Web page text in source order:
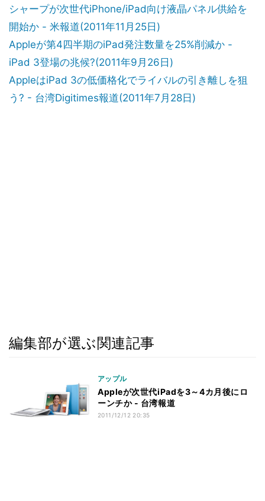
シャープが次世代iPhone/iPad向け液晶パネル供給を
開始か - 米報道(2011年11月25日)
Appleが第4四半期のiPad発注数量を25%削減か -
iPad 3登場の兆候?(2011年9月26日)
AppleはiPad 3の低価格化でライバルの引き離しを狙
う? - 台湾Digitimes報道(2011年7月28日)
編集部が選ぶ関連記事
アップル
Appleが次世代iPadを3～4カ月後にロ
ーンチか - 台湾報道
2011/12/12 20:35